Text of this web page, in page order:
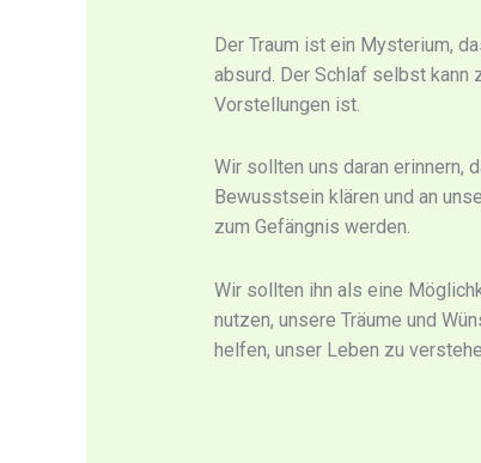
Der Traum ist ein Mysterium,
absurd. Der Schlaf selbst kann
Vorstellungen ist.
Wir sollten uns daran erinnern,
Bewusstsein klären und an
zum Gefängnis werden.
Wir sollten ihn als eine
nutzen, unsere Träume und
helfen, unser Leben zu